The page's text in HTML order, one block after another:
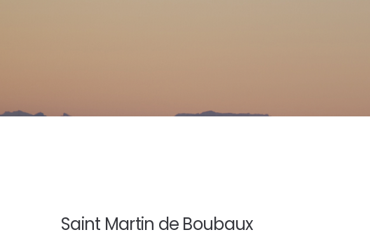
Saint Martin de Boubaux